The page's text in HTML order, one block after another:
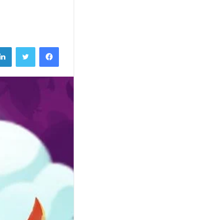
فيسبوك تويتر